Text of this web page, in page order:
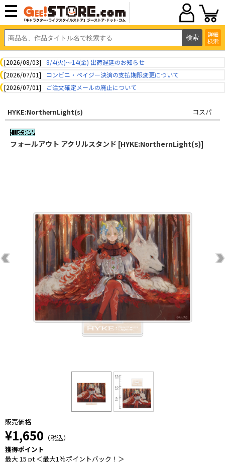
詳細
検索
[2026/08/03]
8/4(火)～14(金) 出荷遅延のお知らせ
[2026/07/01]
コンビニ・ペイジー決済の支払期限変更について
[2026/07/01]
ご注文確定メールの廃止について
HYKE:NorthernLight(s) コスパ
フォールアウト アクリルスタンド [HYKE:NorthernLight(s)]
販売価格
¥1,650 （税込）
獲得ポイント
最大 15 pt ＜最大1％ポイントバック！＞